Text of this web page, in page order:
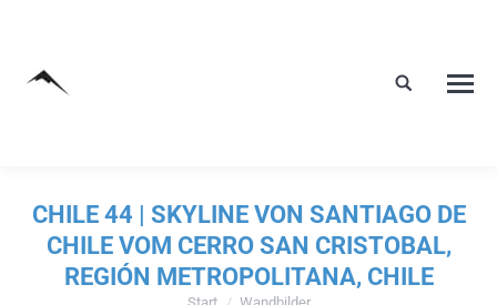
CHILE 44 | SKYLINE VON SANTIAGO DE
CHILE VOM CERRO SAN CRISTOBAL,
REGIÓN METROPOLITANA, CHILE